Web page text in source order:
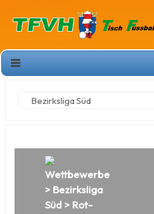
Bezirksliga Süd
Wettbewerbe
> Bezirksliga
Süd > Rot-